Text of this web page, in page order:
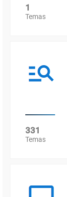
1
Temas
331
Temas